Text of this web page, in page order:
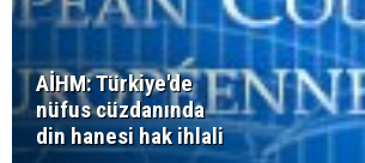
AİHM: Türkiye'de
nüfus cüzdanında
din hanesi hak ihlali